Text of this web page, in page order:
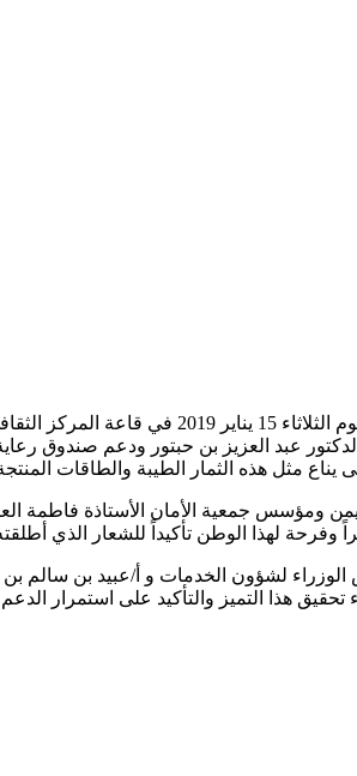
عبد العزيز بن حبتور ودعم ‏صندوق
يناع مثل هذه الثمار الطيبة والطاقات
ومؤسس جمعية الأمان الأستاذة فاطمة
لهذا الوطن تأكيداً للشعار الذي
لشؤون الخدمات و أ/عبيد بن سالم بن
هذا التميز والتأكيد على استمرار الدعم